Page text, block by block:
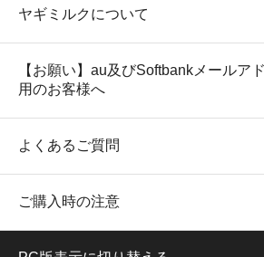
ヤギミルクについて
【お願い】au及びSoftbankメールア
用のお客様へ
よくあるご質問
ご購入時の注意